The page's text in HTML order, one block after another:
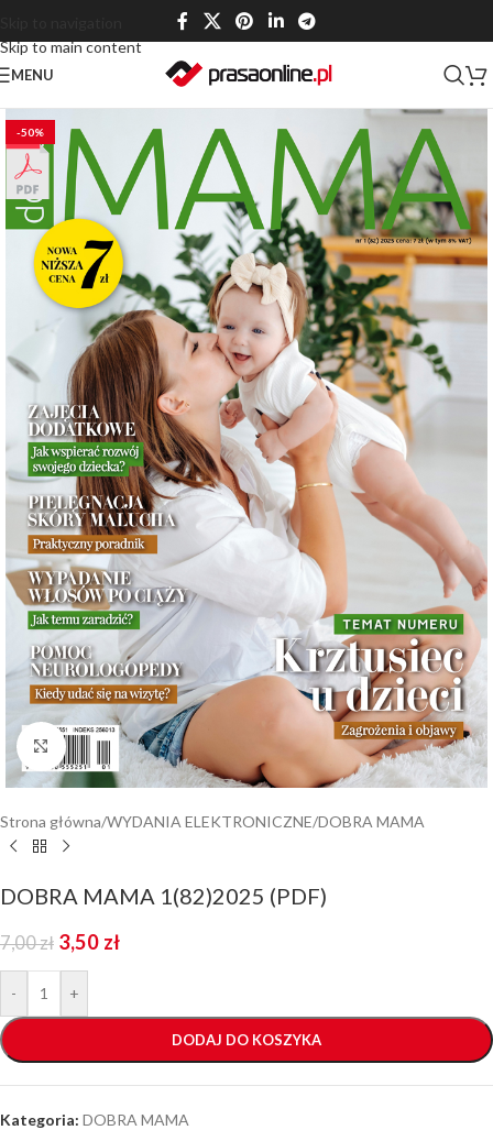
Skip to main content
MENU
-50%
Kliknij aby powiększyć
Strona główna/WYDANIA ELEKTRONICZNE/DOBRA MAMA
DOBRA MAMA 1(82)2025 (PDF)
7,00zł 3,50 zł
- +
DODAJ DO KOSZYKA
Kategoria: DOBRA MAMA